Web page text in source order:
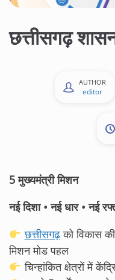
छत्तीसगढ़
AUTHOR
editor
5 मुख्यमंत्री मिशन
नई दिशा • नई धार • नई
छत्तीसगढ़को विकास
मिशन मोड पहल
चिन्हांकित क्षेत्रों में